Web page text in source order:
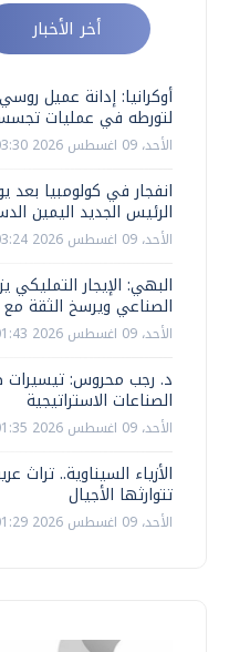
أخر الأخبار
لتورطه في عمليات
الأحد، 09 اغسطس 2026 03:30 ص
انفجار في كولومبيا بعد
الرئيس الجديد اليمين
الأحد، 09 اغسطس 2026 03:24 ص
البهي: الإيجار التمليكي
الصناعي ويرسخ الثقة مع
الأحد، 09 اغسطس 2026 01:43 ص
د. رجب محروس: تيسيرات
الصناعات الاستراتيجية
الأحد، 09 اغسطس 2026 01:35 ص
الأزياء السيناوية.. تراث
تتوارثها الأجيال
الأحد، 09 اغسطس 2026 01:29 ص